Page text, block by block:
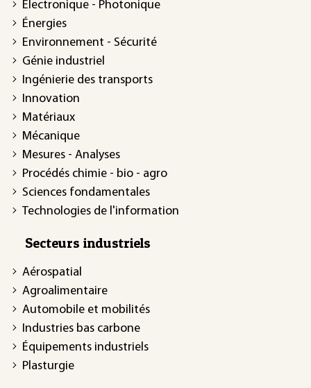
Électronique - Photonique
Énergies
Environnement - Sécurité
Génie industriel
Ingénierie des transports
Innovation
Matériaux
Mécanique
Mesures - Analyses
Procédés chimie - bio - agro
Sciences fondamentales
Technologies de l'information
Secteurs industriels
Aérospatial
Agroalimentaire
Automobile et mobilités
Industries bas carbone
Équipements industriels
Plasturgie